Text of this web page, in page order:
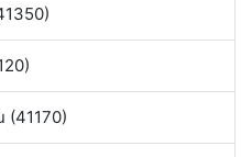
(41170)